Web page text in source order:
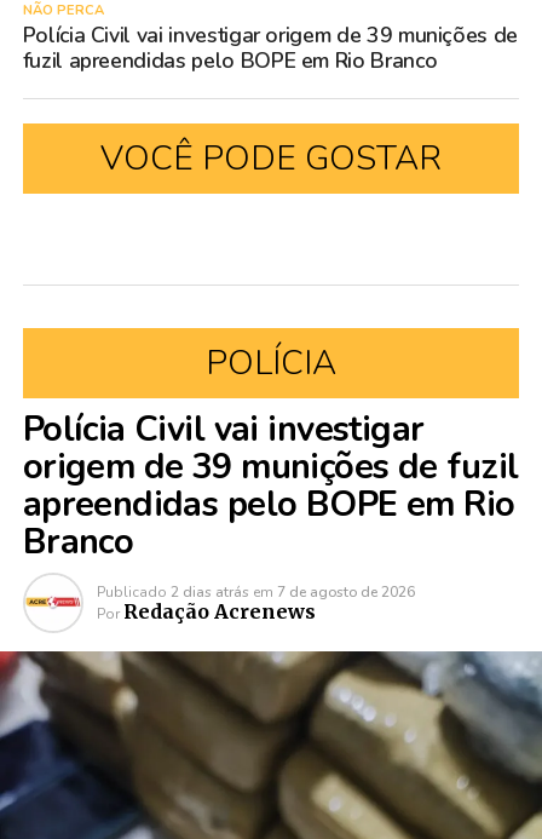
NÃO PERCA
Polícia Civil vai investigar origem de 39 munições de
fuzil apreendidas pelo BOPE em Rio Branco
VOCÊ PODE GOSTAR
POLÍCIA
Polícia Civil vai investigar
origem de 39 munições de fuzil
apreendidas pelo BOPE em Rio
Branco
Publicado 2 dias atrás em 7 de agosto de 2026
Por Redação Acrenews